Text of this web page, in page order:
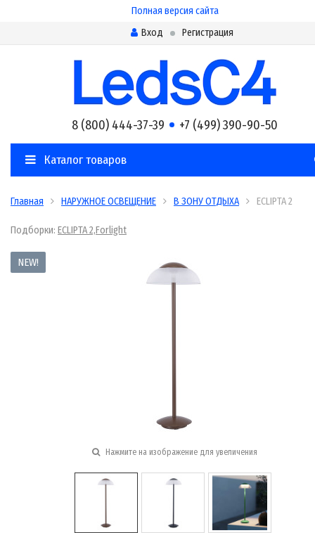
Полная версия сайта
Вход
Регистрация
8 (800) 444-37-39 +7 (499) 390-90-50
Каталог товаров
Главная НАРУЖНОЕ ОСВЕЩЕНИЕ В ЗОНУ ОТДЫХА ECLIPTA 2
Подборки: ECLIPTA 2,Forlight
NEW!
Нажмите на изображение для увеличения